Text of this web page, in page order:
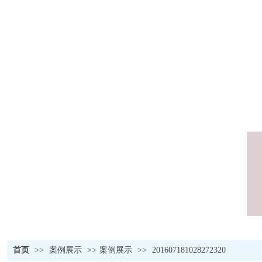
首页 >> 案例展示 >> 案例展示 >> 201607181028272320